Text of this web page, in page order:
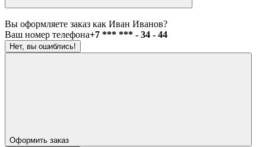
Вы оформляете заказ как Иван Иванов?
Ваш номер телефона+7 *** *** - 34 - 44
Нет, вы ошиблись!
Оформить заказ